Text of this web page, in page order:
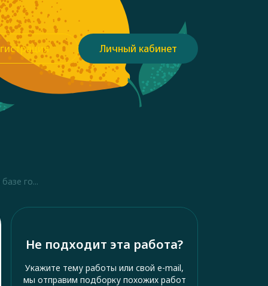
Личный кабинет
го...
Не подходит эта работа?
Укажите тему работы или свой e-mail,
мы отправим подборку похожих работ